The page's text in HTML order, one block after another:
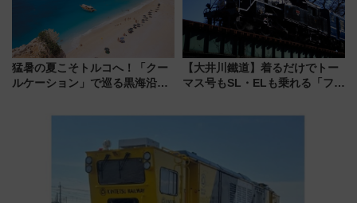
猛暑の夏こそトルコへ！「クー
ルケーション」で巡る黒海沿岸
連検索数が前年比237％増、ナ
れるべき世界の旅先』
【大井川鐵道】着るだけでトー
マス号もSL・ELも乗れる「フリ
受注販売